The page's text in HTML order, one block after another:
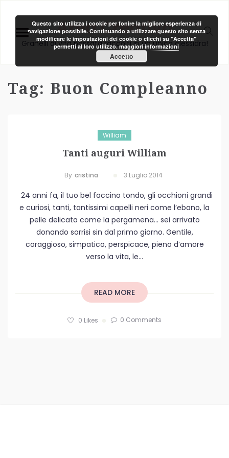
Area Creativa
Granelli di vita passata raccolti in un unica clessidra!
Tag: Buon Compleanno
William
Tanti auguri William
By Cristina 3 Luglio 2014
24 anni fa, il tuo bel faccino tondo, gli occhioni grandi
e curiosi, tanti, tantissimi capelli neri come l’ebano, la
pelle delicata come la pergamena… sei arrivato
donando sorrisi sin dal primo giorno. Gentile,
coraggioso, simpatico, perspicace, pieno d’amore
verso la vita, le...
READ MORE
0 Likes 0 Comments
Questo sito utilizza i cookie per fonire la migliore esperienza di
navigazione possibile. Continuando a utilizzare questo sito senza
modificare le impostazioni dei cookie o clicchi su "Accetta"
permetti al loro utilizzo.maggiori informazioni
Accetto